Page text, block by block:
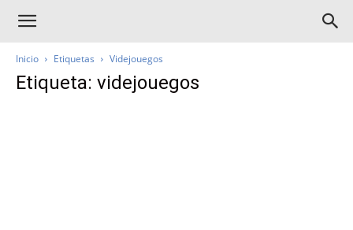
Inicio Etiquetas Videjouegos
Etiqueta: videjouegos